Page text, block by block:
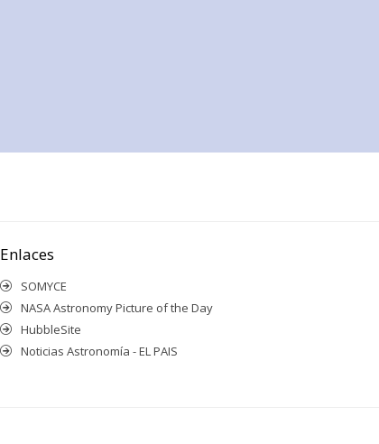
Enlaces
SOMYCE
NASA Astronomy Picture of the Day
HubbleSite
Noticias Astronomía - EL PAIS